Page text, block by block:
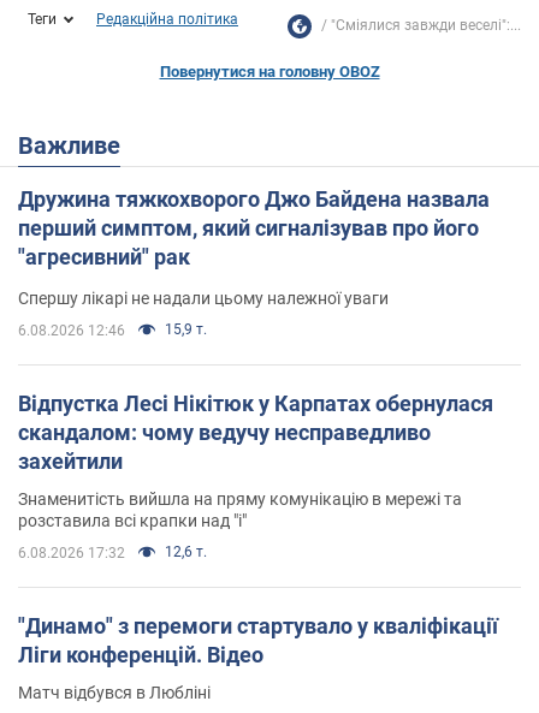
Теги Редакційна політика "Сміялися завжди веселі":...
Повернутися на головну OBOZ
Важливе
Дружина тяжкохворого Джо Байдена назвала
перший симптом, який сигналізував про його
"агресивний" рак
Спершу лікарі не надали цьому належної уваги
6.08.2026 12:46 15,9 т.
Відпустка Лесі Нікітюк у Карпатах обернулася
скандалом: чому ведучу несправедливо
захейтили
Знаменитість вийшла на пряму комунікацію в мережі та
розставила всі крапки над "і"
6.08.2026 17:32 12,6 т.
"Динамо" з перемоги стартувало у кваліфікації
Ліги конференцій. Відео
Матч відбувся в Любліні